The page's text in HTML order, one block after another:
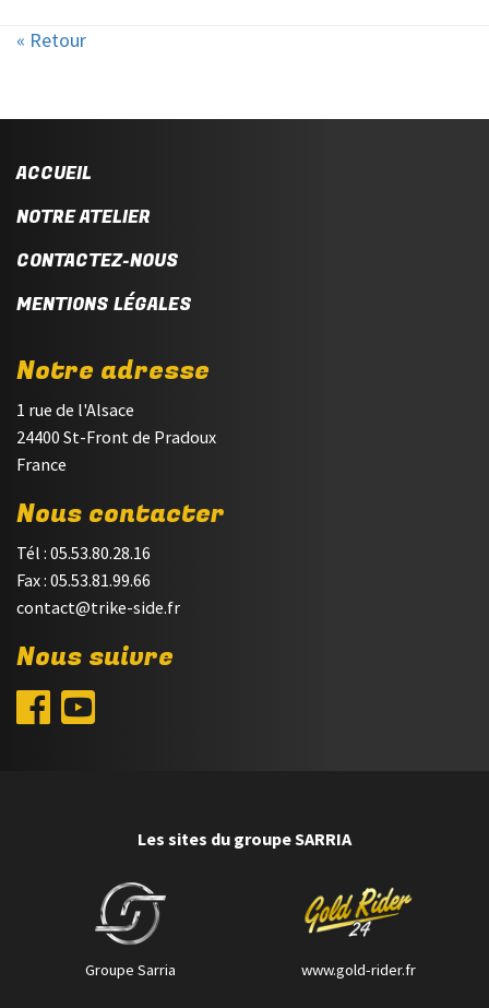
« Retour
ACCUEIL
NOTRE ATELIER
CONTACTEZ-NOUS
MENTIONS LÉGALES
Notre adresse
1 rue de l'Alsace
24400 St-Front de Pradoux
France
Nous contacter
Tél : 05.53.80.28.16
Fax : 05.53.81.99.66
contact@trike-side.fr
Nous suivre
Les sites du groupe SARRIA
Groupe Sarria www.gold-rider.fr